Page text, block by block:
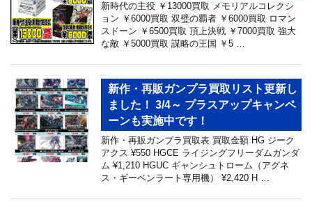
新時代の主役 ￥13000買取 メモリアルコレクシ
ョン ￥6000買取 双璧の覇者 ￥6000買取 ロマン
スドーン ￥6500買取 頂上決戦 ￥7000買取 強大
な敵 ￥5000買取 謀略の王国 ￥5 …
新作・再販ガンプラ買取リスト更新し
ました！ 3/4～ プラスアップキャンペ
ーンも実施中です！
新作・再販ガンプラ買取表 買取金額 HG ジーク
アクス ¥550 HGCE ライジングフリーダムガンダ
ム ¥1,210 HGUC ギャンシュトローム（アグネ
ス・ギーベンラート専用機） ¥2,420 H …